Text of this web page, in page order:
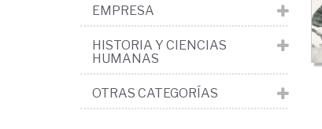
EMPRESA
HISTORIA Y CIENCIAS
HUMANAS
OTRAS CATEGORÍAS